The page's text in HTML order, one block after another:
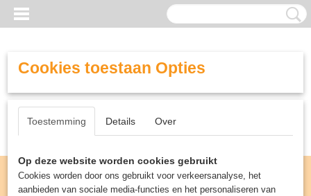
Cookies toestaan Opties
Toestemming Details Over
Op deze website worden cookies gebruikt
Cookies worden door ons gebruikt voor verkeersanalyse, het
aanbieden van sociale media-functies en het personaliseren van